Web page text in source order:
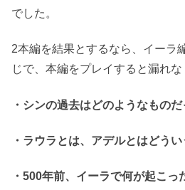
でした。
2本編を結果とするなら、イーラ
じで、本編をプレイすると漏れ
・シンの過去はどのようなもの
・ラウラとは、アデルとはどう
・500年前、イーラで何が起こっ